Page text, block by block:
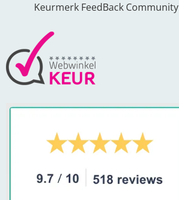
Keurmerk FeedBack Community